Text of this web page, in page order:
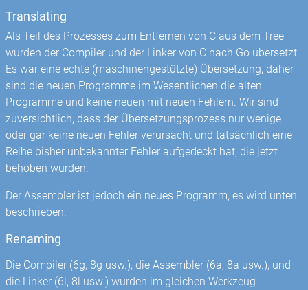
Translating
Als Teil des Prozesses zum Entfernen von C aus dem Tree
wurden der Compiler und der Linker von C nach Go übersetzt.
Es war eine echte (maschinengestützte) Übersetzung, daher
sind die neuen Programme im Wesentlichen die alten
Programme und keine neuen mit neuen Fehlern. Wir sind
zuversichtlich, dass der Übersetzungsprozess nur wenige
oder gar keine neuen Fehler verursacht und tatsächlich eine
Reihe bisher unbekannter Fehler aufgedeckt hat, die jetzt
behoben wurden.
Der Assembler ist jedoch ein neues Programm; es wird unten
beschrieben.
Renaming
Die Compiler (6g, 8g usw.), die Assembler (6a, 8a usw.), und
die Linker (6l, 8l usw.) wurden im gleichen Werkzeug